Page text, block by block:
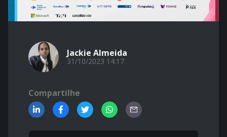
Jackie Almeida
31/10/2023 14:17
Compartilhe